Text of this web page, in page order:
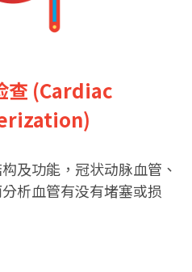
查 (Cardiac
及功能，冠状动脉血管、
析血管有没有堵塞或损